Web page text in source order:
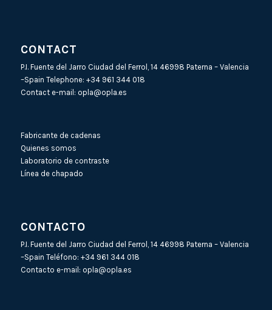
CONTACT
P.I. Fuente del Jarro Ciudad del Ferrol, 14 46998 Paterna – Valencia
–Spain Telephone: +34 961 344 018
Contact e-mail: opla@opla.es
Fabricante de cadenas
Quienes somos
Laboratorio de contraste
Línea de chapado
CONTACTO
P.I. Fuente del Jarro Ciudad del Ferrol, 14 46998 Paterna – Valencia
–Spain Teléfono: +34 961 344 018
Contacto e-mail: opla@opla.es